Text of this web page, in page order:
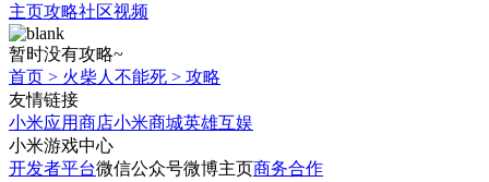
主页攻略社区视频
暂时没有攻略~
首页 > 火柴人不能死 > 攻略
友情链接
小米应用商店小米商城英雄互娱
小米游戏中心
开发者平台微信公众号微博主页商务合作